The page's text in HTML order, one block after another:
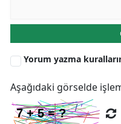
Yorum yazma
Aşağıdaki görselde